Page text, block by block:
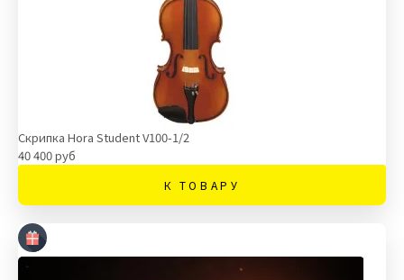
Скрипка Hora Student V100-1/2
40 400 руб
К ТОВАРУ